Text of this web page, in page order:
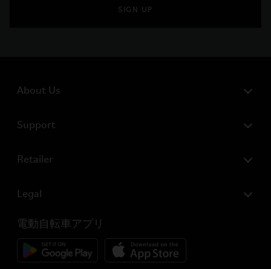
SIGN UP
About Us
Support
Retailer
Legal
電動自転車アプリ